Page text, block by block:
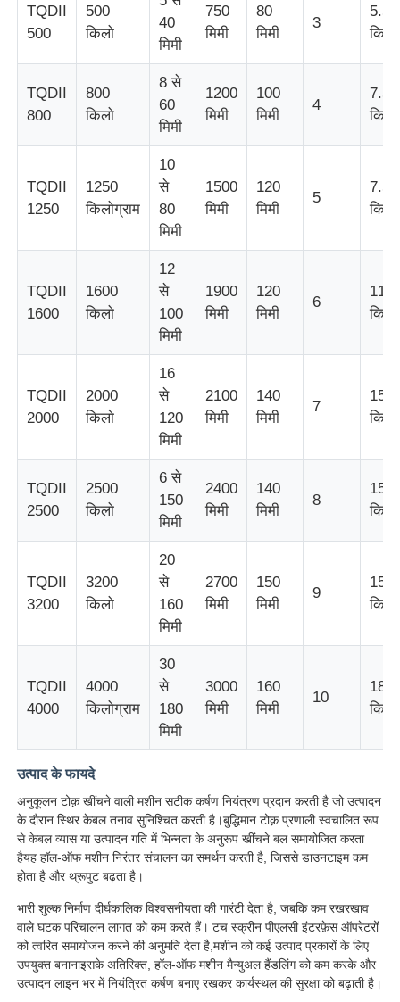
गुणवत्ता नियंत्रण
एक्सट्रूज़न उत्पादन लाइन
तार बाहर निकालना लाइन
तार फँसाने की मशीन
डबल ट्विस्ट स्ट्रैंडिंग मशीन
जोड़ी घुमाने वाली मशीन
तार बिछाने की मशीन
रिवाइंडिंग मशीन
TQDII
500
500
किलो
40
मिमी
750
मिमी
80
मिमी
3
5.5
TQDII
800
800
किलो
8 से
60
मिमी
1200
मिमी
100
मिमी
4
7.5
TQDII
1250
1250
किलोग्राम
10
से
80
मिमी
1500
मिमी
120
मिमी
5
7.5
TQDII
1600
1600
किलो
12
से
100
मिमी
1900
मिमी
120
मिमी
6
11
TQDII
2000
2000
किलो
16
से
120
मिमी
2100
मिमी
140
मिमी
7
15
TQDII
2500
2500
किलो
6 से
150
मिमी
2400
मिमी
140
मिमी
8
15
TQDII
3200
3200
किलो
20
से
160
मिमी
2700
मिमी
150
मिमी
9
15
TQDII
4000
4000
किलोग्राम
30
से
180
मिमी
3000
मिमी
160
मिमी
10
18.5
उत्पाद के फायदे
अनुकूलन टोक़ खींचने वाली मशीन सटीक कर्षण नियंत्रण प्रदान करती है जो उत्पादन
के दौरान स्थिर केबल तनाव सुनिश्चित करती है।बुद्धिमान टोक़ प्रणाली स्वचालित रूप
से केबल व्यास या उत्पादन गति में भिन्नता के अनुरूप खींचने बल समायोजित करता
हैयह हॉल-ऑफ मशीन निरंतर संचालन का समर्थन करती है, जिससे डाउनटाइम कम
होता है और थ्रूपुट बढ़ता है।
भारी शुल्क निर्माण दीर्घकालिक विश्वसनीयता की गारंटी देता है, जबकि कम रखरखाव
वाले घटक परिचालन लागत को कम करते हैं। टच स्क्रीन पीएलसी इंटरफ़ेस ऑपरेटरों
को त्वरित समायोजन करने की अनुमति देता है,मशीन को कई उत्पाद प्रकारों के लिए
उपयुक्त बनानाइसके अतिरिक्त, हॉल-ऑफ मशीन मैन्युअल हैंडलिंग को कम करके और
उत्पादन लाइन भर में नियंत्रित कर्षण बनाए रखकर कार्यस्थल की सुरक्षा को बढ़ाती है।